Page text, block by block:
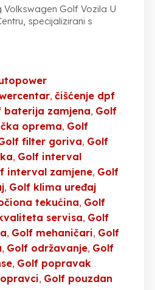
Volkswagen Golf Vozila U
specijalizirani s
čišćenje dpf
baterija zamjena Golf
oprema Golf
filter goriva Golf
Golf interval
interval zamjene Golf
Golf klima uređaj
tekućina Golf
servisa Golf
Golf mehaničari Golf
Golf održavanje Golf
Golf popravak
Golf pouzdan